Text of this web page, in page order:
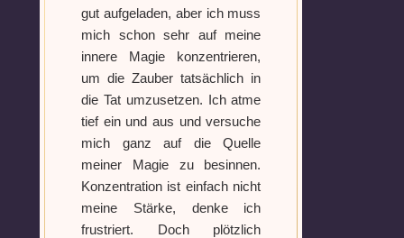
gut aufgeladen, aber ich muss
mich schon sehr auf meine
innere Magie konzentrieren,
um die Zauber tatsächlich in
die Tat umzusetzen. Ich atme
tief ein und aus und versuche
mich ganz auf die Quelle
meiner Magie zu besinnen.
Konzentration ist einfach nicht
meine Stärke, denke ich
frustriert. Doch plötzlich